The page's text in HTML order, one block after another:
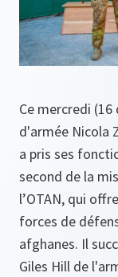
Ce mercredi
d'armée Nicola
a pris ses
second de la
l’OTAN, qui
forces de
afghanes. Il
Giles Hill de